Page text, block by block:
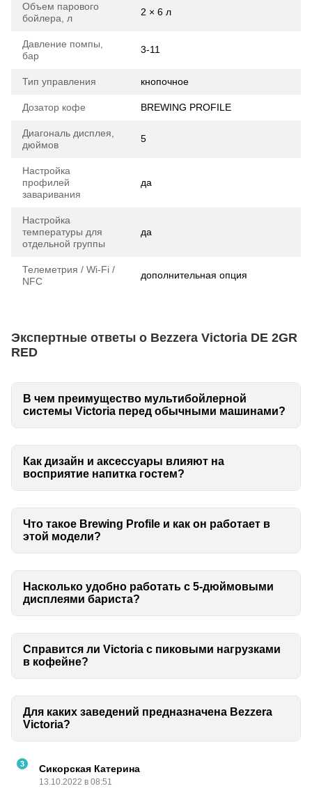
Объем парового
бойлера, л
2 × 6 л
Давление помпы,
бар
3-11
Тип управления кнопочное
Дозатор кофе BREWING PROFILE
Диагональ дисплея,
дюймов
5
Настройка
профилей
заваривания
да
Настройка
температуры для
отдельной группы
да
Телеметрия / Wi-Fi /
NFC
дополнительная опция
Экспертные ответы о Bezzera Victoria DE 2GR
RED
В чем преимущество мультибойлерной
системы Victoria перед обычными машинами?
Как дизайн и аксессуары влияют на
восприятие напитка гостем?
Что такое Brewing Profile и как он работает в
этой модели?
Насколько удобно работать с 5-дюймовыми
дисплеями бариста?
Справится ли Victoria с пиковыми нагрузками
в кофейне?
Для каких заведений предназначена Bezzera
Victoria?
3 Сикорская Катерина
13.10.2022 в 08:51